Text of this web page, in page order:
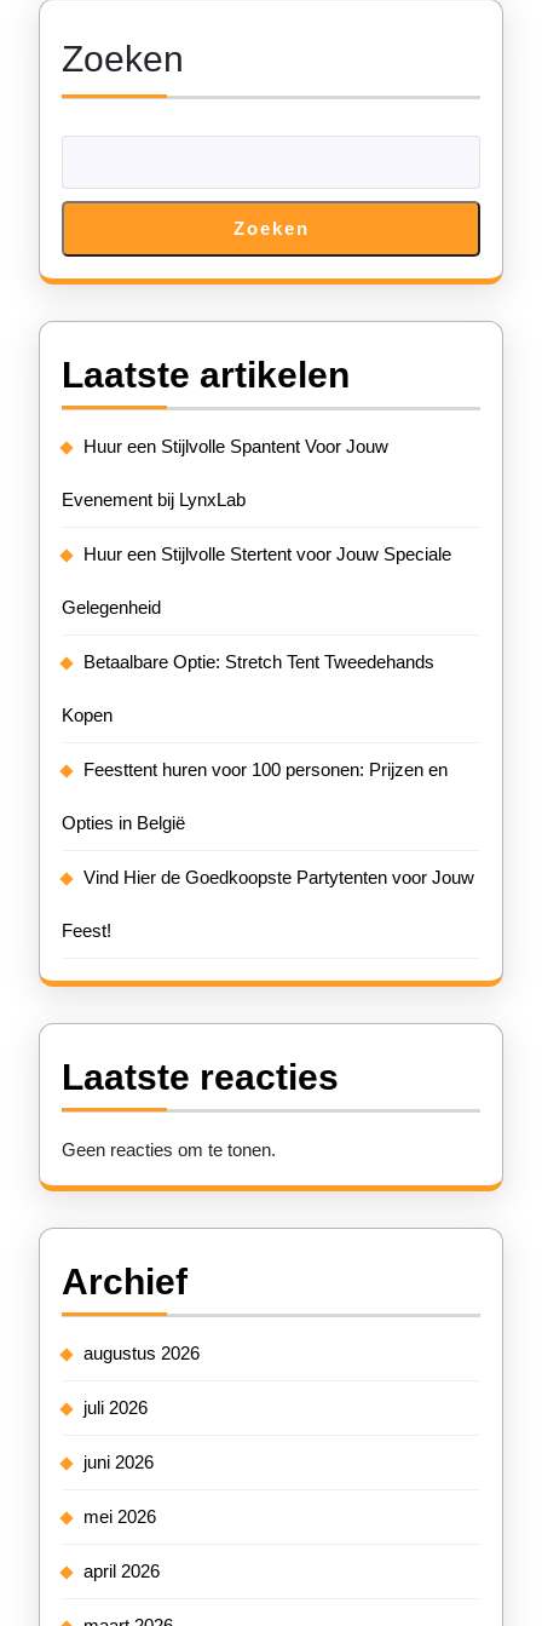
Zoeken
Zoeken
Laatste artikelen
Huur een Stijlvolle Spantent Voor Jouw
Evenement bij LynxLab
Huur een Stijlvolle Stertent voor Jouw Speciale
Gelegenheid
Betaalbare Optie: Stretch Tent Tweedehands
Kopen
Feesttent huren voor 100 personen: Prijzen en
Opties in België
Vind Hier de Goedkoopste Partytenten voor Jouw
Feest!
Laatste reacties
Geen reacties om te tonen.
Archief
augustus 2026
juli 2026
juni 2026
mei 2026
april 2026